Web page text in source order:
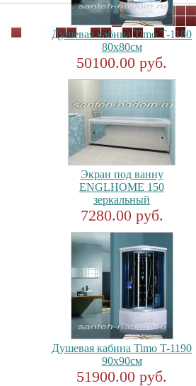
Душевая кабина Timo T-1180
80x80см
50100.00 руб.
Экран под ванну
ENGLHOME 150
зеркальный
7280.00 руб.
Душевая кабина Timo T-1190
90x90см
51900.00 руб.